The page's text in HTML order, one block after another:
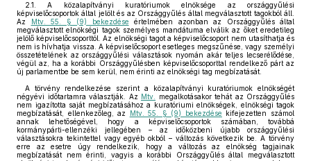
2.1. A közalapítványi kuratóriumok elnöksége az országgyűlési
képviselőcsoportok által jelölt és az Országgyűlés által megválasztott tagokból áll.
Az
Mtv. 55. § (9) bekezdése értelmében azonban az Országgyűlés által
megválasztott elnökségi tagok személyes mandátuma elválik az őket eredetileg
jelölő képviselőcsoporttól. Az elnökségi tagot a képviselőcsoport nem utasíthatja és
nem is hívhatja vissza. A képviselőcsoport esetleges megszűnése, vagy személyi
összetételének az országgyűlési választások nyomán akár teljes lecserélődése,
végül az, ha a korábbi Országgyűlésben képviselőcsoporttal rendelkező párt az
új parlamentbe be sem kerül, nem érinti az elnökségi tag megbízatását.
A törvény rendelkezése szerint a közalapítványi kuratóriumok elnökségét
négyévi időtartamra választják. Az Mtv.
megalkotásakor tehát az Országgyűlés
nem igazította saját megbízatásához a kuratóriumi elnökségek, elnökségi tagok
megbízatását, ellenkezőleg, az
Mtv. 55. § (9) bekezdése kifejezetten számol
annak lehetőségével, hogy a képviselőcsoportok számában, továbbá
kormánypárti-ellenzéki jellegében – az időközbeni újabb országgyűlési
választásokra tekintettel vagy egyéb okból – változás következik be. A törvény
erre az esetre úgy rendelkezik, hogy a változás az elnökség tagjainak
megbízatását nem érinti, vagyis a korábbi Országgyűlés által megválasztott